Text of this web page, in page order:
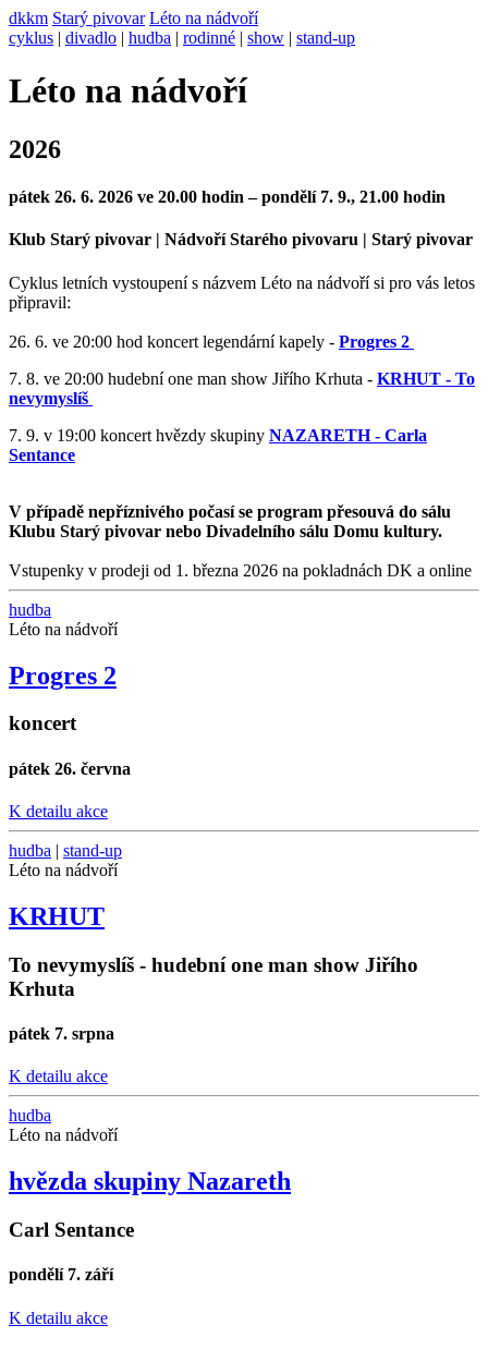
dkkm Starý pivovar Léto na nádvoří
cyklus | divadlo | hudba | rodinné | show | stand-up
Léto na nádvoří
2026
pátek 26. 6. 2026 ve 20.00 hodin – pondělí 7. 9., 21.00 hodin
Klub Starý pivovar | Nádvoří Starého pivovaru | Starý pivovar
Cyklus letních vystoupení s názvem Léto na nádvoří si pro vás letos
připravil:
26. 6. ve 20:00 hod koncert legendární kapely - Progres 2
7. 8. ve 20:00 hudební one man show Jiřího Krhuta - KRHUT - To
nevymyslíš
7. 9. v 19:00 koncert hvězdy skupiny NAZARETH - Carla
Sentance
V případě nepříznivého počasí se program přesouvá do sálu
Klubu Starý pivovar nebo Divadelního sálu Domu kultury.
Vstupenky v prodeji od 1. března 2026 na pokladnách DK a online
hudba
Léto na nádvoří
Progres 2
koncert
pátek 26. června
K detailu akce
hudba | stand-up
Léto na nádvoří
KRHUT
To nevymyslíš - hudební one man show Jiřího
Krhuta
pátek 7. srpna
K detailu akce
hudba
Léto na nádvoří
hvězda skupiny Nazareth
Carl Sentance
pondělí 7. září
K detailu akce